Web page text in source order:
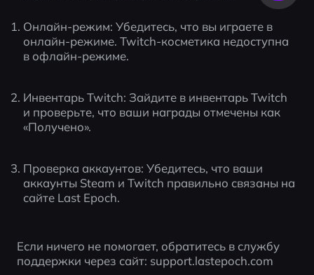
Онлайн-режим: Убедитесь, что вы играете в
онлайн-режиме. Twitch-косметика недоступна
в офлайн-режиме.
Инвентарь Twitch: Зайдите в инвентарь Twitch
и проверьте, что ваши награды отмечены как
«Получено».
Проверка аккаунтов: Убедитесь, что ваши
аккаунты Steam и Twitch правильно связаны на
сайте Last Epoch.
Если ничего не помогает, обратитесь в службу
поддержки через сайт: support.lastepoch.com